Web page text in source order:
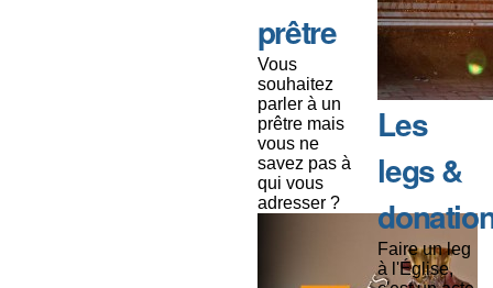
prêtre
Vous
souhaitez
parler à un
prêtre mais
vous ne
savez pas à
qui vous
adresser ?
Les
legs &
Faire un leg
à l'Église,